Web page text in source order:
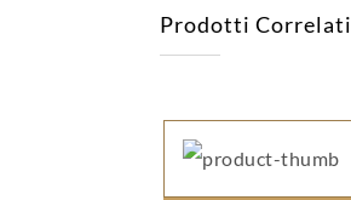
Prodotti Correlati